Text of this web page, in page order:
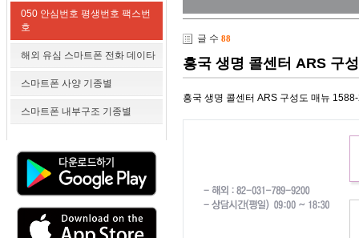
050 안심번호 평생번호 팩스번
호
해외 유심 스마트폰 전화 데이타
스마트폰 사양 기종별
스마트폰 내부구조 기종별
글 수 88
흥국 생명 콜센터 ARS 구
흥국 생명 콜센터 ARS 구성도 매뉴